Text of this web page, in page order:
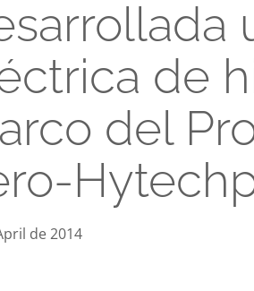
de
del
de 2014